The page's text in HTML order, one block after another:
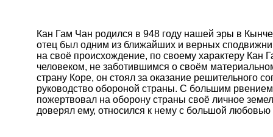
Кан Гам Чан родился в 948 году нашей эры в
отец был одним из ближайших и верных
на своё происхождение, по своему характеру
человеком, не заботившимся о своём
страну Коре, он стоял за оказание решительного
руководство обороной страны. С большим
пожертвовал на оборону страны своё личное
доверял ему, относился к нему с большой